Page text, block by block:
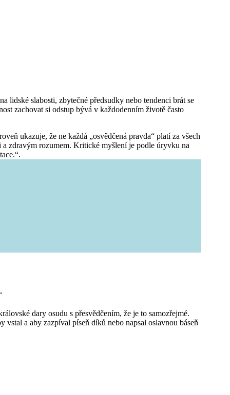
lidské slabosti, zbytečné předsudky nebo tendenci brát se
zachovat si odstup bývá v každodenním životě často
ukazuje, že ne každá „osvědčená pravda“ platí za všech
zdravým rozumem. Kritické myšlení je podle úryvku na
dary osudu s přesvědčením, že je to samozřejmé.
a aby zazpíval píseň díků nebo napsal oslavnou báseň